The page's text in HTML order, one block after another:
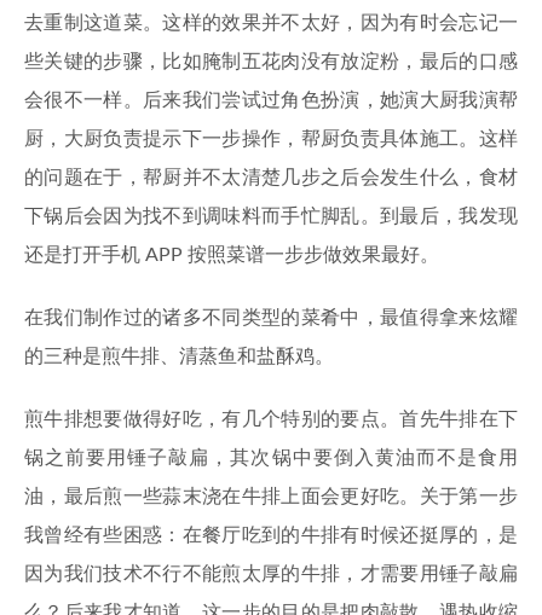
去重制这道菜。这样的效果并不太好，因为有时会忘记一
些关键的步骤，比如腌制五花肉没有放淀粉，最后的口感
会很不一样。后来我们尝试过角色扮演，她演大厨我演帮
厨，大厨负责提示下一步操作，帮厨负责具体施工。这样
的问题在于，帮厨并不太清楚几步之后会发生什么，食材
下锅后会因为找不到调味料而手忙脚乱。到最后，我发现
还是打开手机 APP 按照菜谱一步步做效果最好。
在我们制作过的诸多不同类型的菜肴中，最值得拿来炫耀
的三种是煎牛排、清蒸鱼和盐酥鸡。
煎牛排想要做得好吃，有几个特别的要点。首先牛排在下
锅之前要用锤子敲扁，其次锅中要倒入黄油而不是食用
油，最后煎一些蒜末浇在牛排上面会更好吃。关于第一步
我曾经有些困惑：在餐厅吃到的牛排有时候还挺厚的，是
因为我们技术不行不能煎太厚的牛排，才需要用锤子敲扁